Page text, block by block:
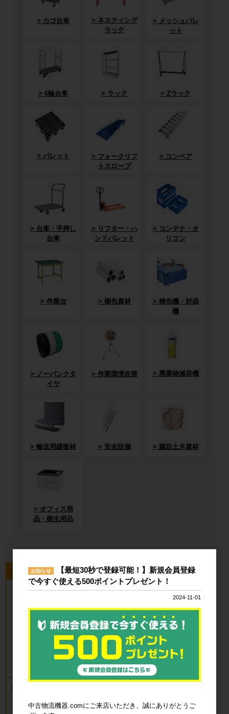
カゴ台車
ネスティング
ラック
メッシュパレ
ット
6輪台車 ラック Zラック
パレット
フォークリフ
トスロープ
コンベア
台車・手押し
台車
リフター・ハ
ンドパレット
コンテナ・オ
リコン
作業台 梱包資材
梱包機・封函
機
ノーパンクタ
イヤ
作業環境改善 廃棄物減容機
輸送用緩衝材 安全設備 建設土木資材
オフィス用
品・衛生用品
今回のピックアップ商品
新品 カゴ台車 ロールボックスパレッ
ブルー
お知らせ
【最短30秒で登録可能！】新規会員登録
で今すぐ使える500ポイントプレゼント！
2024-11-01
中古物流機器.comにご来店いただき、誠にありがとうご